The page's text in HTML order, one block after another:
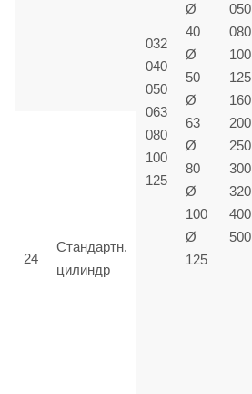
032
040
050
063
080
100
125
Ø
40
Ø
50
Ø
63
Ø
80
Ø
100
Ø
125
050
080
100
125
160
200
250
300
320
400
500
24
Стандартн.
цилиндр